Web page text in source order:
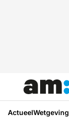
ActueelWetgeving